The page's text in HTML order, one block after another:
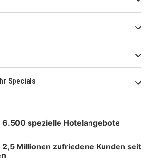
Specials
6.500 spezielle Hotelangebote
2,5 Millionen zufriedene Kunden seit